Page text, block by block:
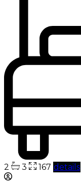
2 3 167 details